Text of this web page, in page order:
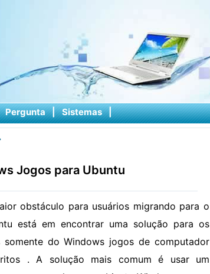
Pergunta | Sistemas |
Jogos para Ubuntu
obstáculo para usuários migrando para o
está em encontrar uma solução para os
somente do Windows jogos de computador
. A solução mais comum é usar um